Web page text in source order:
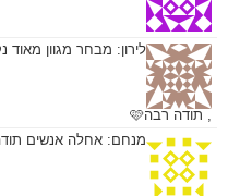
לירון: מבחר מגוון מאוד
, תודה רבה🩷
מנחם: אחלה אנשים